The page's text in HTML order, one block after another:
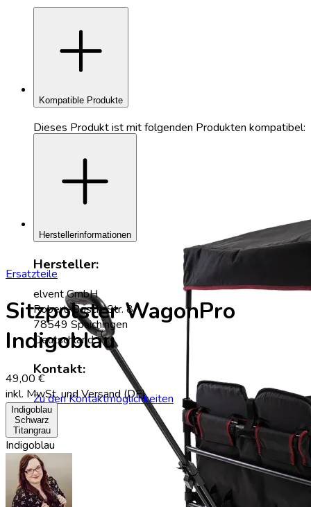
add
Kompatible Produkte
Dieses Produkt ist mit folgenden Produkten kompatibel:
add
Herstellerinformationen
Hersteller:
elvent GmbH
Robert-Bosch-Str. 8
78549 Spaichingen
Deutschland
Kontakt:
Zu den Kontaktmöglichkeiten
Ersatzteile
Sitzpolster WagonPro
Indigoblau
49,00 €
inkl. MwSt.und Versand (DE)
Indigoblau
Schwarz
Titangrau
Indigoblau